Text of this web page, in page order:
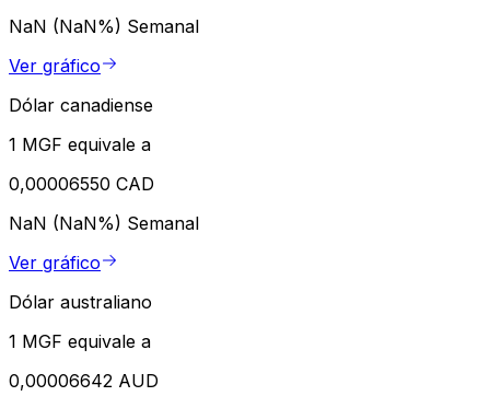
NaN (NaN%) Semanal
Ver gráfico
Dólar canadiense
1 MGF equivale a
0,00006550 CAD
NaN (NaN%) Semanal
Ver gráfico
Dólar australiano
1 MGF equivale a
0,00006642 AUD